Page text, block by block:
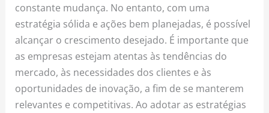
constante mudança. No entanto, com uma
estratégia sólida e ações bem planejadas, é possível
alcançar o crescimento desejado. É importante que
as empresas estejam atentas às tendências do
mercado, às necessidades dos clientes e às
oportunidades de inovação, a fim de se manterem
relevantes e competitivas. Ao adotar as estratégias